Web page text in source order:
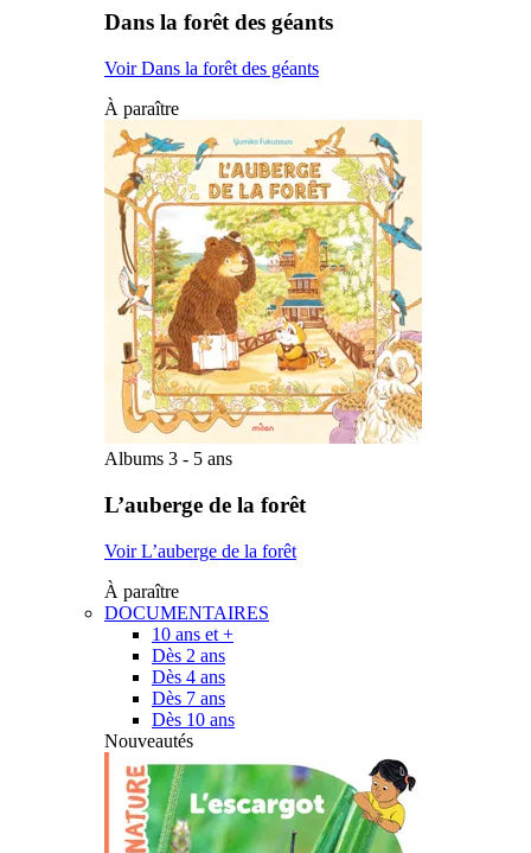
Dans la forêt des géants
Voir Dans la forêt des géants
À paraître
Albums 3 - 5 ans
L’auberge de la forêt
Voir L’auberge de la forêt
À paraître
DOCUMENTAIRES
10 ans et +
Dès 2 ans
Dès 4 ans
Dès 7 ans
Dès 10 ans
Nouveautés